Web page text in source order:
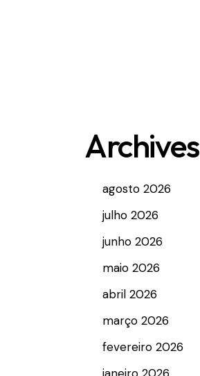
Archives
agosto 2026
julho 2026
junho 2026
maio 2026
abril 2026
março 2026
fevereiro 2026